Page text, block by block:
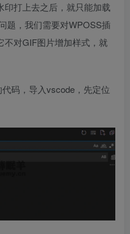
打上去之后，就只能加载
题，我们需要对WPOSS插
不对GIF图片增加样式，就
码，导入vscode，先定位